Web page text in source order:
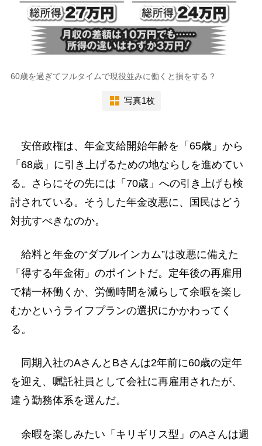
60歳を過ぎてフルタイムで現役並みに働くと損をする？
写真1枚
安倍政権は、年金支給開始年齢を「65歳」から
「68歳」に引き上げるための地ならしを進めてい
る。さらにその先には「70歳」への引き上げも検
討されている。そうした年金改悪に、国民はどう
対抗すべきなのか。
給料と年金の“ダブルインカム”は改悪に備えた
「得する年金術」のポイントだ。定年後の再雇用
で精一杯働くか、労働時間を減らして余暇を楽し
むかというライフプランの選択にかかわってく
る。
同期入社のAさんとBさんは2年前に60歳の定年
を迎え、嘱託社員として会社に再雇用されたが、
違う勤務体系を選んだ。
余暇を楽しみたい「キリギリス型」のAさんは週